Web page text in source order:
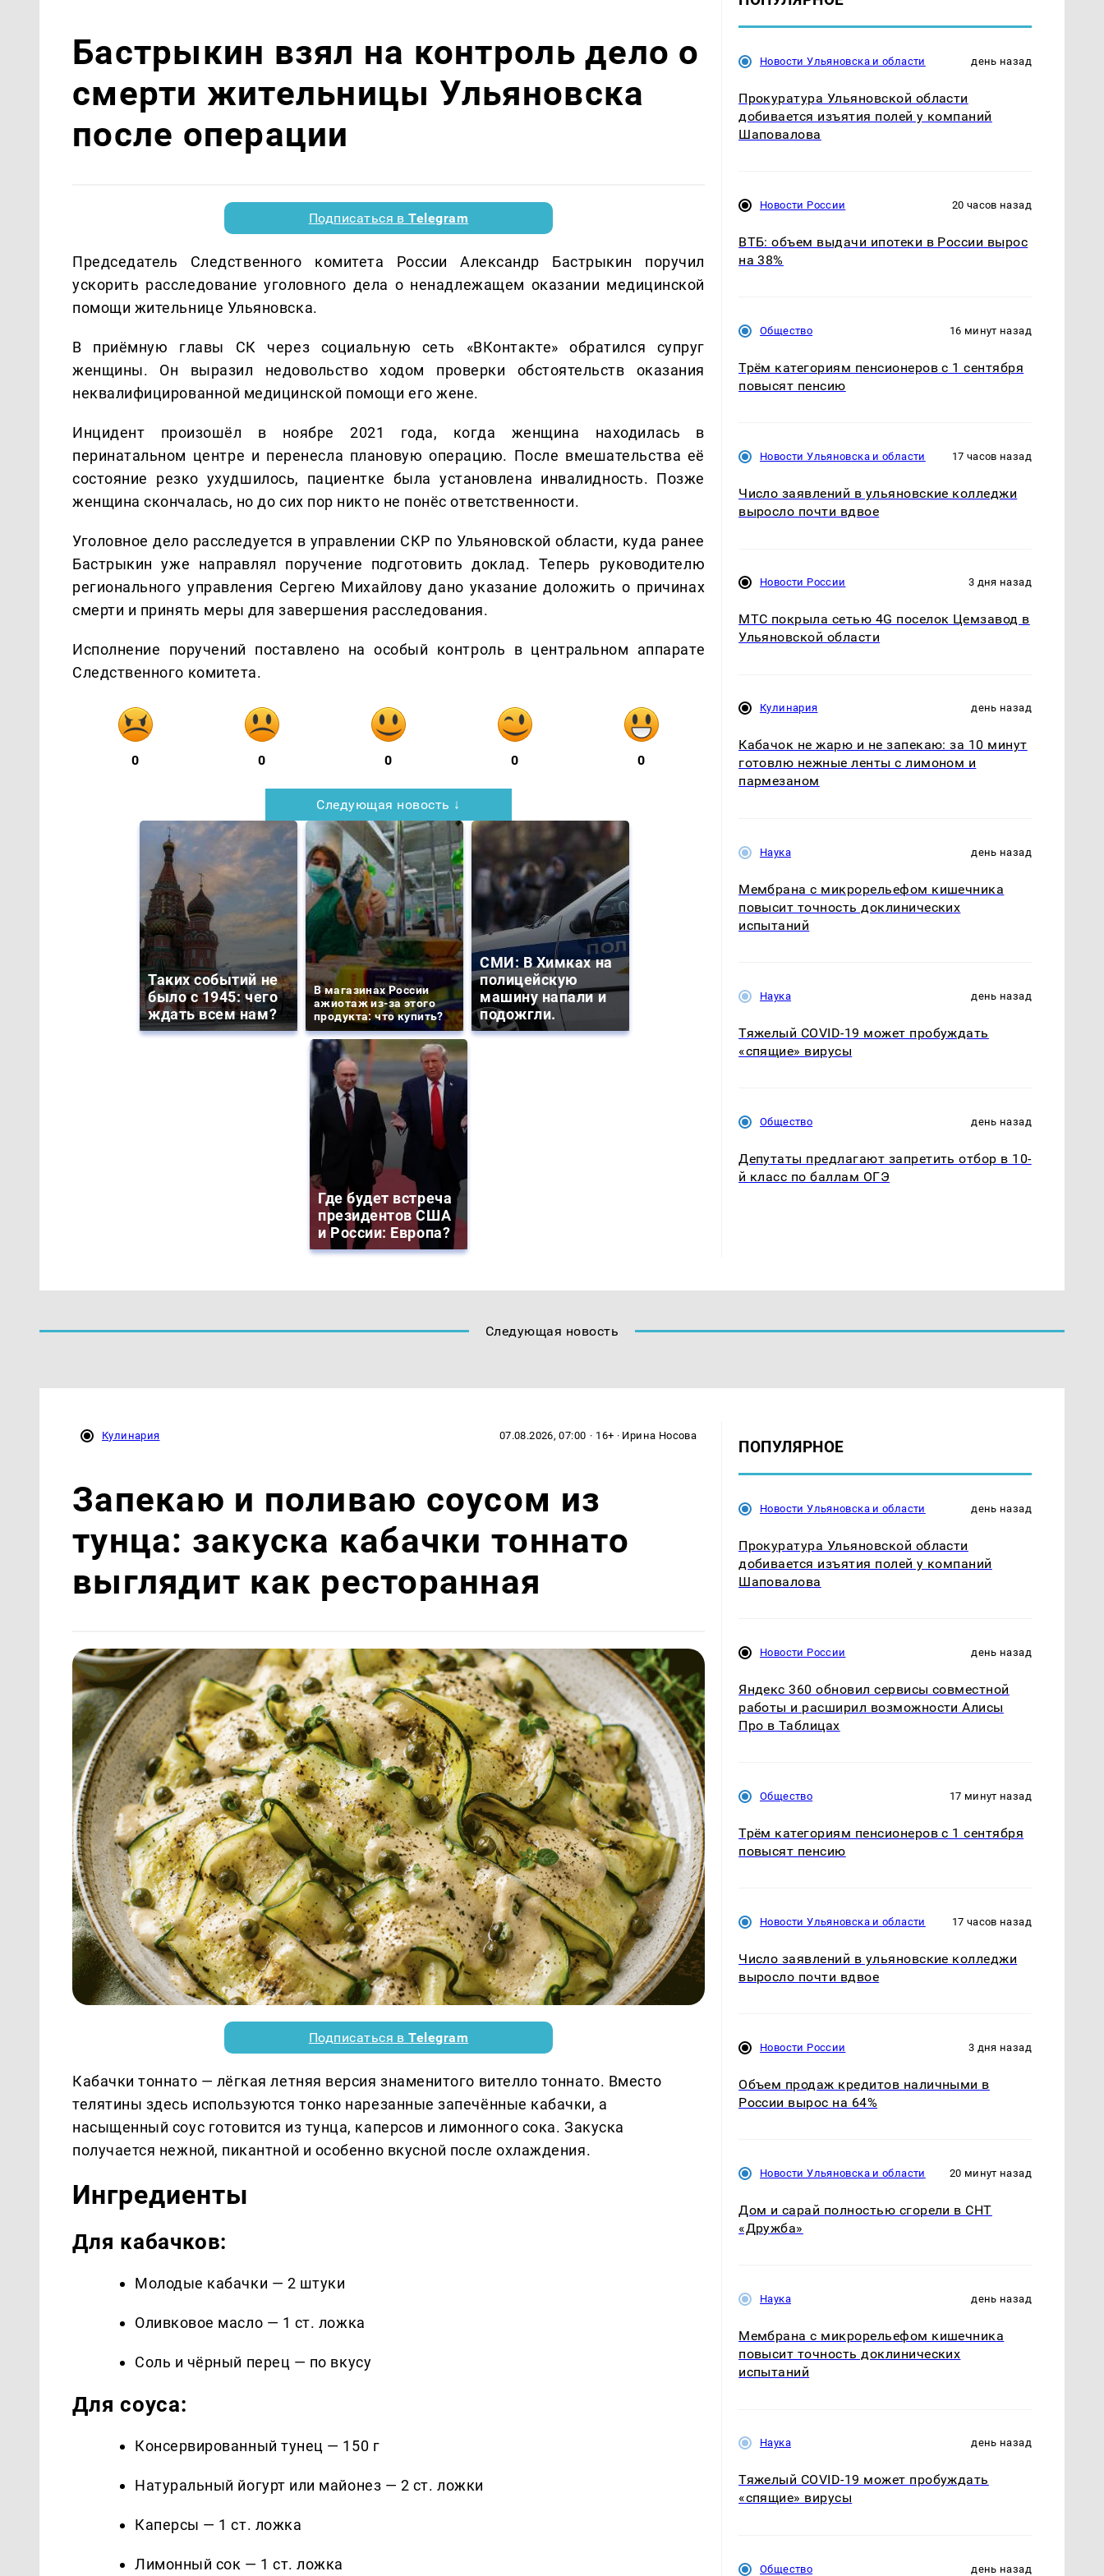
Бастрыкин взял на контроль дело о
смерти жительницы Ульяновска
после операции
Подписаться вTelegram
Председатель Следственного комитета России Александр Бастрыкин поручил
ускорить расследование уголовного дела о ненадлежащем оказании медицинской
помощи жительнице Ульяновска.
В приёмную главы СК через социальную сеть «ВКонтакте» обратился супруг
женщины. Он выразил недовольство ходом проверки обстоятельств оказания
неквалифицированной медицинской помощи его жене.
Инцидент произошёл в ноябре 2021 года, когда женщина находилась в
перинатальном центре и перенесла плановую операцию. После вмешательства её
состояние резко ухудшилось, пациентке была установлена инвалидность. Позже
женщина скончалась, но до сих пор никто не понёс ответственности.
Уголовное дело расследуется в управлении СКР по Ульяновской области, куда ранее
Бастрыкин уже направлял поручение подготовить доклад. Теперь руководителю
регионального управления Сергею Михайлову дано указание доложить о причинах
смерти и принять меры для завершения расследования.
Исполнение поручений поставлено на особый контроль в центральном аппарате
Следственного комитета.
0 0 0 0 0
Следующая новость ↓
Таких событий не
было с 1945: чего
ждать всем нам?
В магазинах России
ажиотаж из-за этого
продукта: что купить?
СМИ: В Химках на
полицейскую
машину напали и
подожгли.
Где будет встреча
президентов США
и России: Европа?
Новости Ульяновска и области день назад
Прокуратура Ульяновской области
добивается изъятия полей у компаний
Шаповалова
Новости России 20 часов назад
ВТБ: объем выдачи ипотеки в России вырос
на 38%
Общество 16 минут назад
Трём категориям пенсионеров с 1 сентября
повысят пенсию
Новости Ульяновска и области 17 часов назад
Число заявлений в ульяновские колледжи
выросло почти вдвое
Новости России 3 дня назад
МТС покрыла сетью 4G поселок Цемзавод в
Ульяновской области
Кулинария день назад
Кабачок не жарю и не запекаю: за 10 минут
готовлю нежные ленты с лимоном и
пармезаном
Наука день назад
Мембрана с микрорельефом кишечника
повысит точность доклинических
испытаний
Наука день назад
Тяжелый COVID-19 может пробуждать
«спящие» вирусы
Общество день назад
Депутаты предлагают запретить отбор в 10-
й класс по баллам ОГЭ
Следующая новость
Кулинария 07.08.2026, 07:00 · 16+ · Ирина Носова
Запекаю и поливаю соусом из
тунца: закуска кабачки тоннато
выглядит как ресторанная
Подписаться вTelegram
Кабачки тоннато — лёгкая летняя версия знаменитого вителло тоннато. Вместо
телятины здесь используются тонко нарезанные запечённые кабачки, а
насыщенный соус готовится из тунца, каперсов и лимонного сока. Закуска
получается нежной, пикантной и особенно вкусной после охлаждения.
Ингредиенты
Для кабачков:
Молодые кабачки — 2 штуки
Оливковое масло — 1 ст. ложка
Соль и чёрный перец — по вкусу
Для соуса:
Консервированный тунец — 150 г
Натуральный йогурт или майонез — 2 ст. ложки
Каперсы — 1 ст. ложка
Лимонный сок — 1 ст. ложка
ПОПУЛЯРНОЕ
Новости Ульяновска и области день назад
Прокуратура Ульяновской области
добивается изъятия полей у компаний
Шаповалова
Новости России день назад
Яндекс 360 обновил сервисы совместной
работы и расширил возможности Алисы
Про в Таблицах
Общество 17 минут назад
Трём категориям пенсионеров с 1 сентября
повысят пенсию
Новости Ульяновска и области 17 часов назад
Число заявлений в ульяновские колледжи
выросло почти вдвое
Новости России 3 дня назад
Объем продаж кредитов наличными в
России вырос на 64%
Новости Ульяновска и области 20 минут назад
Дом и сарай полностью сгорели в СНТ
«Дружба»
Наука день назад
Мембрана с микрорельефом кишечника
повысит точность доклинических
испытаний
Наука день назад
Тяжелый COVID-19 может пробуждать
«спящие» вирусы
Общество день назад